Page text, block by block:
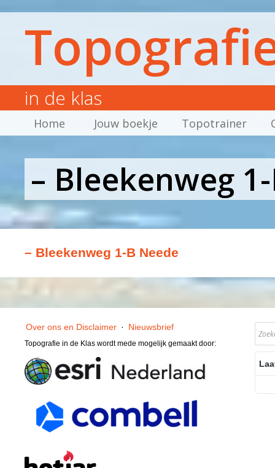
in de klas
Home Jouw boekje Topotrainer
– Bleekenweg
– Bleekenweg 1-B Neede
Over ons en Disclaimer · Nieuwsbrief
Topografie in de Klas wordt mede mogelijk gemaakt door: